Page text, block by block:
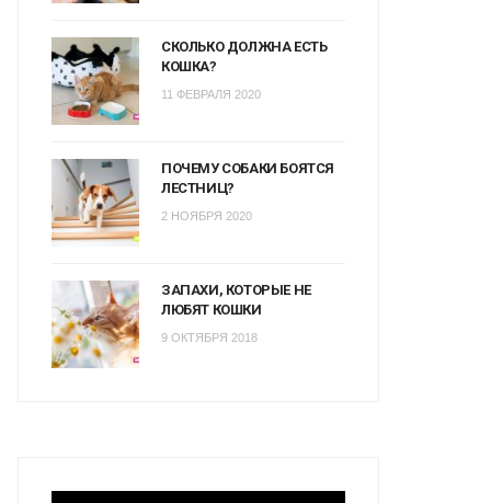
СКОЛЬКО ДОЛЖНА ЕСТЬ
КОШКА?
11 ФЕВРАЛЯ 2020
ПОЧЕМУ СОБАКИ БОЯТСЯ
ЛЕСТНИЦ?
2 НОЯБРЯ 2020
ЗАПАХИ, КОТОРЫЕ НЕ
ЛЮБЯТ КОШКИ
9 ОКТЯБРЯ 2018